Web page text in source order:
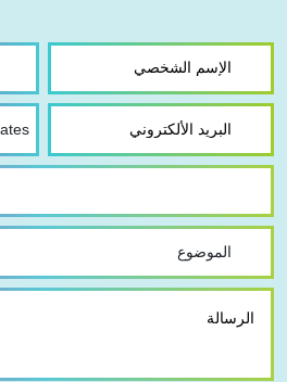
الرئيسية طب المستقبل
الوحدة 2
الوحدة 3 الوحدة 4 الوحدة 5